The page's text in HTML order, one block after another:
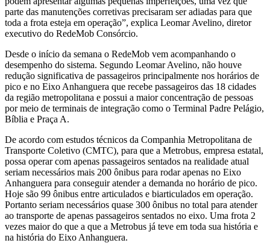
parte das manutenções corretivas precisaram ser adiadas para que
toda a frota esteja em operação”, explica Leomar Avelino, diretor
executivo do RedeMob Consórcio.
Desde o início da semana o RedeMob vem acompanhando o
desempenho do sistema. Segundo Leomar Avelino, não houve
redução significativa de passageiros principalmente nos horários de
pico e no Eixo Anhanguera que recebe passageiros das 18 cidades
da região metropolitana e possui a maior concentração de pessoas
por meio de terminais de integração como o Terminal Padre Pelágio,
Bíblia e Praça A.
De acordo com estudos técnicos da Companhia Metropolitana de
Transporte Coletivo (CMTC), para que a Metrobus, empresa estatal,
possa operar com apenas passageiros sentados na realidade atual
seriam necessários mais 200 ônibus para rodar apenas no Eixo
Anhanguera para conseguir atender a demanda no horário de pico.
Hoje são 99 ônibus entre articulados e biarticulados em operação.
Portanto seriam necessários quase 300 ônibus no total para atender
ao transporte de apenas passageiros sentados no eixo. Uma frota 2
vezes maior do que a que a Metrobus já teve em toda sua história e
na história do Eixo Anhanguera.